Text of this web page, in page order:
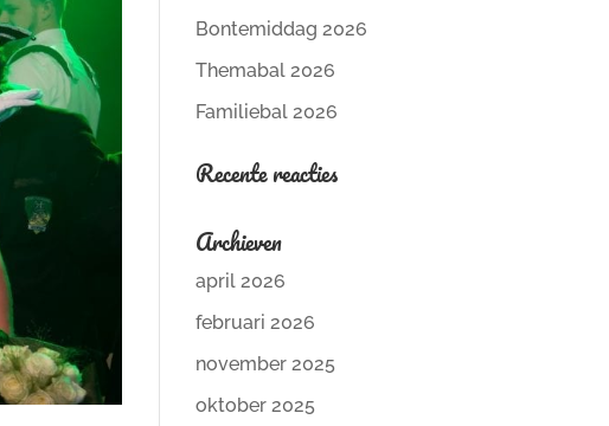
Bontemiddag 2026
Themabal 2026
Familiebal 2026
Recente reacties
Archieven
april 2026
februari 2026
november 2025
oktober 2025